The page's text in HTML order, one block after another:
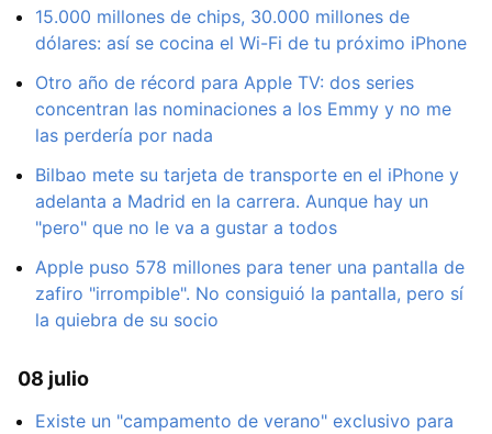
15.000 millones de chips, 30.000 millones de
dólares: así se cocina el Wi-Fi de tu próximo iPhone
Otro año de récord para Apple TV: dos series
concentran las nominaciones a los Emmy y no me
las perdería por nada
Bilbao mete su tarjeta de transporte en el iPhone y
adelanta a Madrid en la carrera. Aunque hay un
"pero" que no le va a gustar a todos
Apple puso 578 millones para tener una pantalla de
zafiro "irrompible". No consiguió la pantalla, pero sí
la quiebra de su socio
08 julio
Existe un "campamento de verano" exclusivo para